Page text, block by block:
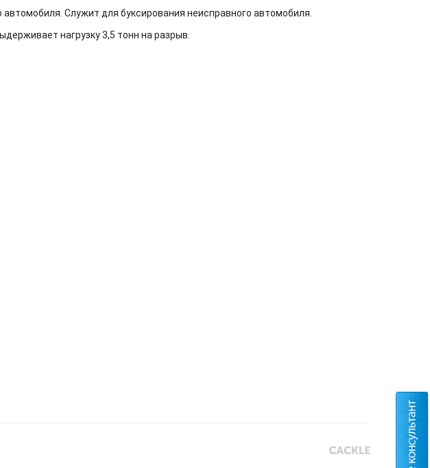
Служит для буксирования неисправного автомобиля.
нагрузку 3,5 тонн на разрыв.